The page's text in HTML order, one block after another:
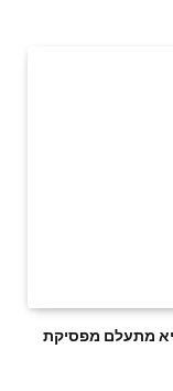
מתעלם מפסיקת